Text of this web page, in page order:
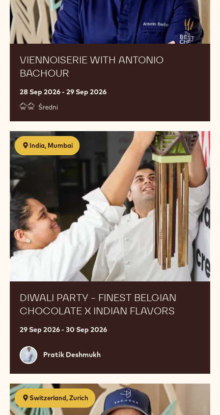
VIENNOISERIE WITH ANTONIO
BACHOUR
28 Sep 2026 - 29 Sep 2026
Średni
India, Mumbai
DIWALI PARTY - FINEST BELGIAN
CHOCOLATE X INDIAN FLAVORS
29 Sep 2026 - 30 Sep 2026
Pratik
Deshmukh
Pratik Deshmukh
Diwali
Party
-
Finest
Belgian
Chocolate
X
Indian
Flavors
Switzerland, Zurich
Petit
Gateaux
with